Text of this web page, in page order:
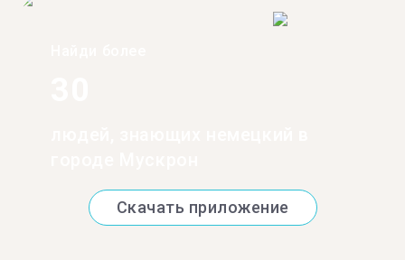
Скачать приложение